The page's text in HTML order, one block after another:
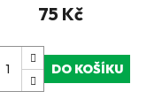
75 Kč
DO KOŠÍKU